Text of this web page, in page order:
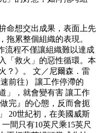
命想交出成果，表面上先
拖累整個組織的表現。
流程不僅讓組織難以達成
「救火」的惡性循環。本
？》。 文／尼爾森．雷
前往） 讓工作停滯的
」，就會變有害 讓工作
完』的心態，反而會扼
20世紀初，在美國威斯
間只有10英尺乘15英尺